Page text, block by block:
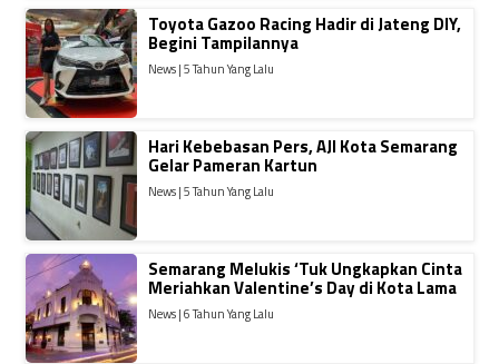
Toyota Gazoo Racing Hadir di Jateng DIY,
Begini Tampilannya
News | 5 Tahun Yang Lalu
Hari Kebebasan Pers, AJI Kota Semarang
Gelar Pameran Kartun
News | 5 Tahun Yang Lalu
Semarang Melukis ‘Tuk Ungkapkan Cinta
Meriahkan Valentine’s Day di Kota Lama
News | 6 Tahun Yang Lalu